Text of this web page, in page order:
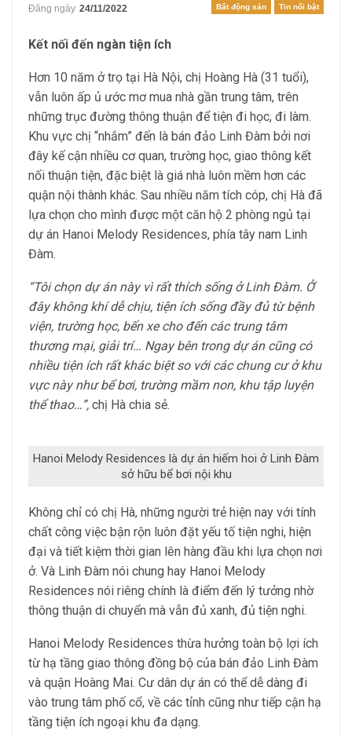
Bất động sản Tin nổi bật
Đăng ngày 24/11/2022
Kết nối đến ngàn tiện ích
Hơn 10 năm ở trọ tại Hà Nội, chị Hoàng Hà (31 tuổi),
vẫn luôn ấp ủ ước mơ mua nhà gần trung tâm, trên
những trục đường thông thuận để tiện đi học, đi làm.
Khu vực chị “nhắm” đến là bán đảo Linh Đàm bởi nơi
đây kế cận nhiều cơ quan, trường học, giao thông kết
nối thuận tiện, đặc biệt là giá nhà luôn mềm hơn các
quận nội thành khác. Sau nhiều năm tích cóp, chị Hà đã
lựa chọn cho mình được một căn hộ 2 phòng ngủ tại
dự án Hanoi Melody Residences, phía tây nam Linh
Đàm.
“Tôi chọn dự án này vì rất thích sống ở Linh Đàm. Ở
đây không khí dễ chịu, tiện ích sống đầy đủ từ bệnh
viện, trường học, bến xe cho đến các trung tâm
thương mại, giải trí… Ngay bên trong dự án cũng có
nhiều tiện ích rất khác biệt so với các chung cư ở khu
vực này như bể bơi, trường mầm non, khu tập luyện
thể thao…”, chị Hà chia sẻ.
Hanoi Melody Residences là dự án hiếm hoi ở Linh Đàm
sở hữu bể bơi nội khu
Không chỉ có chị Hà, những người trẻ hiện nay với tính
chất công việc bận rộn luôn đặt yếu tố tiện nghi, hiện
đại và tiết kiệm thời gian lên hàng đầu khi lựa chọn nơi
ở. Và Linh Đàm nói chung hay Hanoi Melody
Residences nói riêng chính là điểm đến lý tưởng nhờ
thông thuận di chuyển mà vẫn đủ xanh, đủ tiện nghi.
Hanoi Melody Residences thừa hưởng toàn bộ lợi ích
từ hạ tầng giao thông đồng bộ của bán đảo Linh Đàm
và quận Hoàng Mai. Cư dân dự án có thể dễ dàng đi
vào trung tâm phố cổ, về các tỉnh cũng như tiếp cận hạ
tầng tiện ích ngoại khu đa dạng.